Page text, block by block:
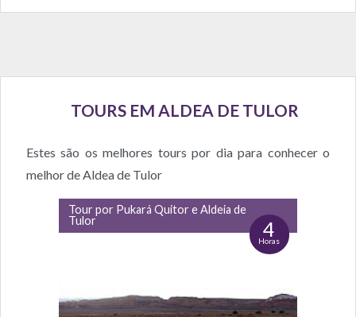
TOURS EM ALDEA DE TULOR
Estes são os melhores tours por dia para conhecer o
melhor de Aldea de Tulor
Tour por Pukará Quitor e Aldeia de
Tulor
4
Horas